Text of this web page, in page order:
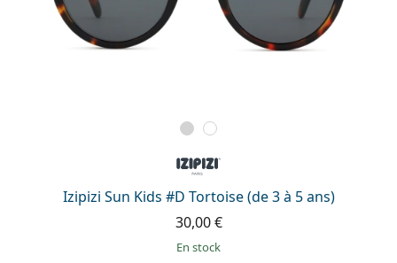
Izipizi Sun Kids #D Tortoise (de 3 à 5 ans)
30,00 €
en stock